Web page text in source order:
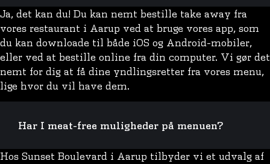
Ja, det kan du! Du kan nemt bestille take away fra
vores restaurant i Aarup ved at bruge vores app, som
du kan downloade til både iOS og Android-mobiler,
eller ved at bestille online fra din computer. Vi gør det
nemt for dig at få dine yndlingsretter fra vores menu,
lige hvor du vil have dem.
Har I meat-free muligheder på menuen?
Hos Sunset Boulevard i Aarup tilbyder vi et udvalg af